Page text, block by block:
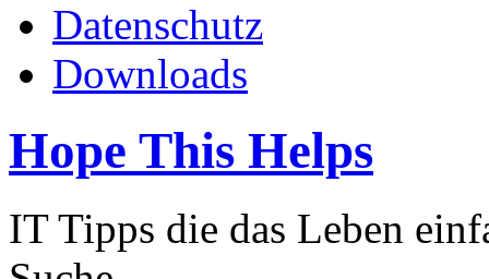
Datenschutz
Downloads
Hope This Helps
IT Tipps die das Leben